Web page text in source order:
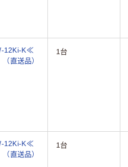
12Ki-K≪
直送品）
1台
12Ki-K≪
直送品）
1台